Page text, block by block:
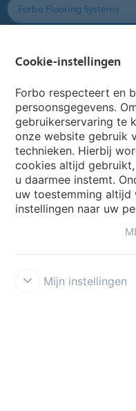
Forbo Flooring Systems
Website
Kies uw land
My Forbo
NIEUWSBRIEF
Cookie-instellingen
Forbo respecteert en
persoonsgegevens.
gebruikerservaring te
onze website gebruik
technieken. Hierbij
cookies altijd
u daarmee instemt.
uw toestemming
instellingen naar uw
Mijn instellingen